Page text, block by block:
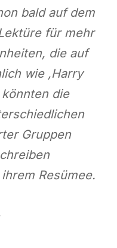
bald auf dem
für mehr
die auf
wie ,Harry
könnten die
Gruppen
Resümee.